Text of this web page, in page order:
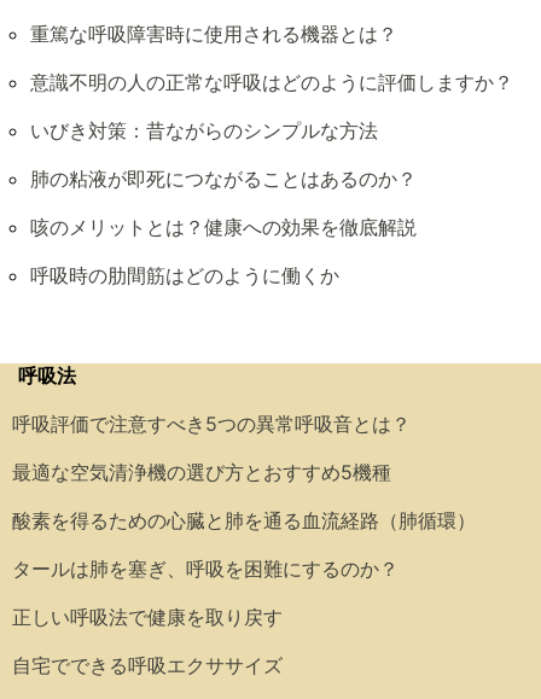
重篤な呼吸障害時に使用される機器とは？
意識不明の人の正常な呼吸はどのように評価しますか？
いびき対策：昔ながらのシンプルな方法
肺の粘液が即死につながることはあるのか？
咳のメリットとは？健康への効果を徹底解説
呼吸時の肋間筋はどのように働くか
呼吸法
呼吸評価で注意すべき5つの異常呼吸音とは？
最適な空気清浄機の選び方とおすすめ5機種
酸素を得るための心臓と肺を通る血流経路（肺循環）
タールは肺を塞ぎ、呼吸を困難にするのか？
正しい呼吸法で健康を取り戻す
自宅でできる呼吸エクササイズ